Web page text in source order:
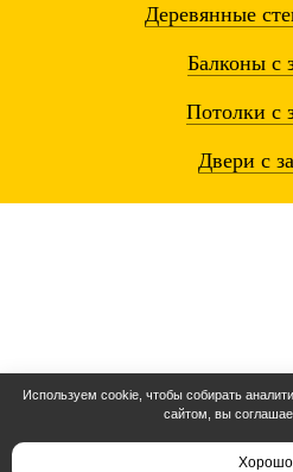
Деревянные
Балконы с
Потолки с
Двери с
Остались
Расчет 3
Используем cookie, чтобы собирать
сайтом, вы
Хорошо